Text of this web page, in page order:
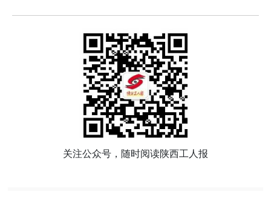
关注公众号，随时阅读陕西工人报